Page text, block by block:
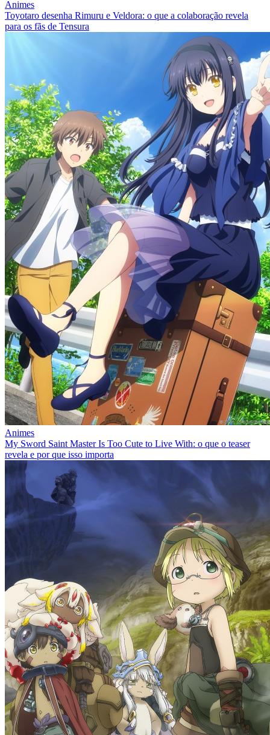
Animes
Toyotaro desenha Rimuru e Veldora: o que a colaboração revela
para os fãs de Tensura
Animes
My Sword Saint Master Is Too Cute to Live With: o que o teaser
revela e por que isso importa